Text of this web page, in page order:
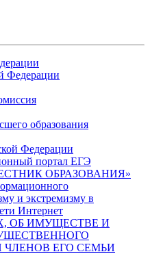
Федерации
образования
Федерации
портал ЕГЭ
ОБРАЗОВАНИЯ»
и экстремизму в
Интернет
ОБ ИМУЩЕСТВЕ И
ЧЛЕНОВ ЕГО СЕМЬИ